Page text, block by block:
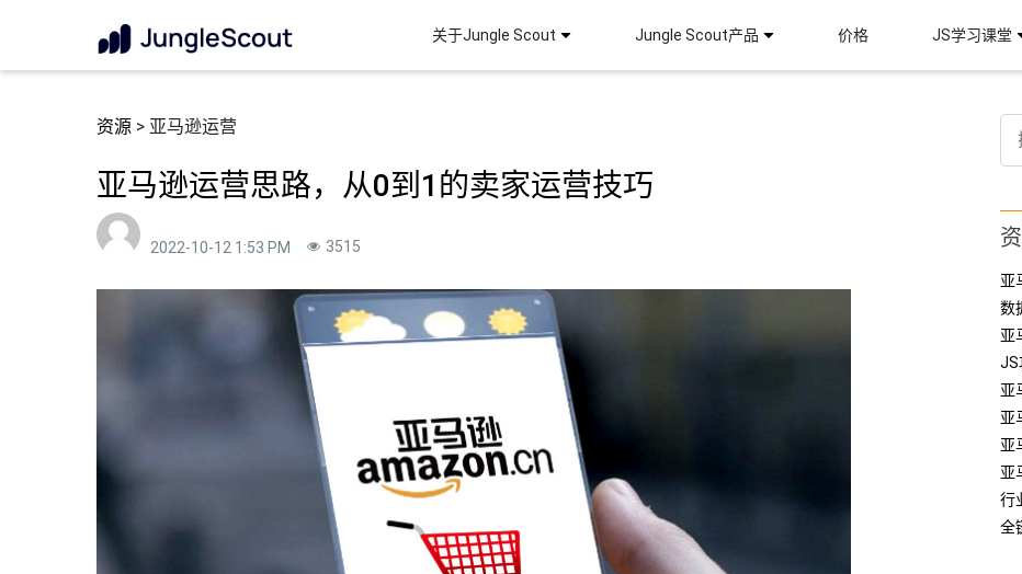
关于Jungle Scout Jungle Scout产品 价格 JS学习课堂
资源 > 亚马逊运营
亚马逊运营思路，从0到1的卖家运营技巧
2022-10-12 1:53 PM 3515
亚
数
亚
JS
亚
亚
亚
亚
行
全